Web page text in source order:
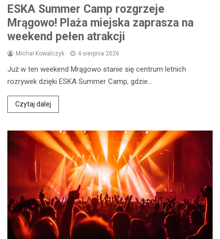
ESKA Summer Camp rozgrzeje
Mrągowo! Plaża miejska zaprasza na
weekend pełen atrakcji
Michał Kowalczyk 4 sierpnia 2026
Już w ten weekend Mrągowo stanie się centrum letnich
rozrywek dzięki ESKA Summer Camp, gdzie…
Czytaj dalej